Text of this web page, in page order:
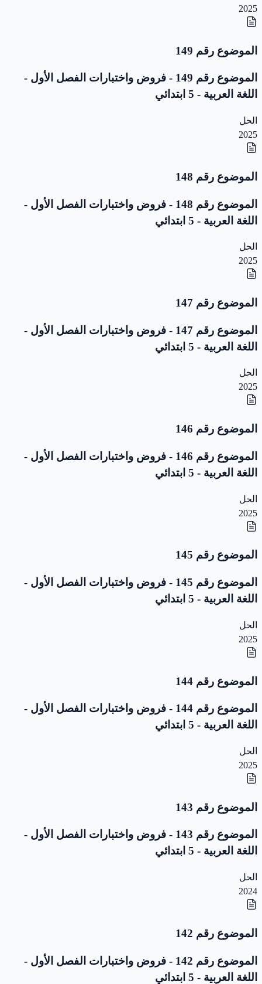
2025
الموضوع رقم 149
الموضوع رقم 149 - فروض واختبارات الفصل الأول -
اللغة العربية - 5 ابتدائي
الحل
2025
الموضوع رقم 148
الموضوع رقم 148 - فروض واختبارات الفصل الأول -
اللغة العربية - 5 ابتدائي
الحل
2025
الموضوع رقم 147
الموضوع رقم 147 - فروض واختبارات الفصل الأول -
اللغة العربية - 5 ابتدائي
الحل
2025
الموضوع رقم 146
الموضوع رقم 146 - فروض واختبارات الفصل الأول -
اللغة العربية - 5 ابتدائي
الحل
2025
الموضوع رقم 145
الموضوع رقم 145 - فروض واختبارات الفصل الأول -
اللغة العربية - 5 ابتدائي
الحل
2025
الموضوع رقم 144
الموضوع رقم 144 - فروض واختبارات الفصل الأول -
اللغة العربية - 5 ابتدائي
الحل
2025
الموضوع رقم 143
الموضوع رقم 143 - فروض واختبارات الفصل الأول -
اللغة العربية - 5 ابتدائي
الحل
2024
الموضوع رقم 142
الموضوع رقم 142 - فروض واختبارات الفصل الأول -
اللغة العربية - 5 ابتدائي